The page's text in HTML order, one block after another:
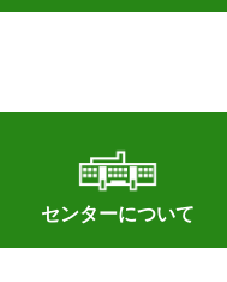
センターについて
所長あいさつ
組織（各部署へのリンク）
アクセス
沿革
所内の施設配置図